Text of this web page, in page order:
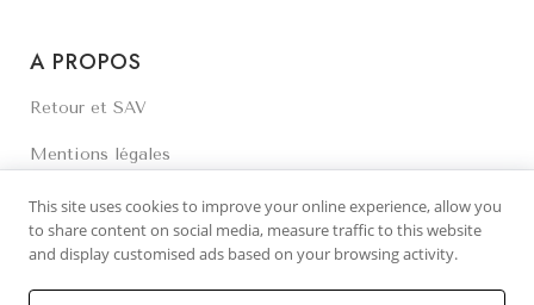
A PROPOS
Retour et SAV
Mentions légales
Contactez-nous
This site uses cookies to improve your online experience, allow you
to share content on social media, measure traffic to this website
and display customised ads based on your browsing activity.